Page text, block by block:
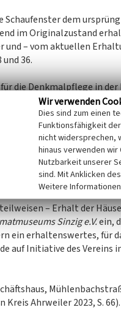
Schaufenster dem
im Originalzustand
und – vom aktuellen
36.
die Denkmalpflege in
und bis heute
und das Saarland findet
wenige Häuser
in der
an herausragender
– Erhalt der
Sinzig e.V.ein,
ein erhaltenswertes, für
auf Initiative des
Ahrweiler 2023, S. 66).
Wir verwenden
Dies sind zum einen
Funktionsfähigkeit
nicht widersprechen,
hinaus verwenden wir
Nutzbarkeit unserer
sind. Mit Anklicken
Weitere